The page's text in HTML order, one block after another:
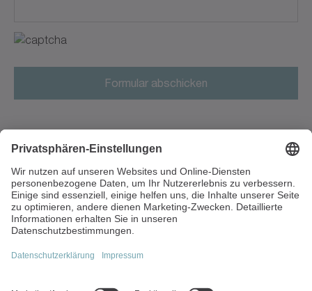
Antigua und Barbuda
Argentinien
Armenien
Aruba
Aserbaidschan
Australien
Bahamas
Bahrain
Walter-Wittenstein-Straße 1
97999 Igersheim
Deutschland
+49 7931 493-0